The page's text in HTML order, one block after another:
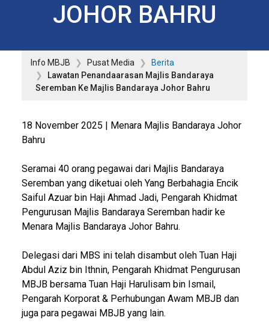
JOHOR BAHRU
Info MBJB Pusat Media
Berita
Lawatan Penandaarasan Majlis Bandaraya
Seremban Ke Majlis Bandaraya Johor Bahru
18 November 2025 | Menara Majlis Bandaraya Johor
Bahru
Seramai 40 orang pegawai dari Majlis Bandaraya
Seremban yang diketuai oleh Yang Berbahagia Encik
Saiful Azuar bin Haji Ahmad Jadi, Pengarah Khidmat
Pengurusan Majlis Bandaraya Seremban hadir ke
Menara Majlis Bandaraya Johor Bahru.
Delegasi dari MBS ini telah disambut oleh Tuan Haji
Abdul Aziz bin Ithnin, Pengarah Khidmat Pengurusan
MBJB bersama Tuan Haji Harulisam bin Ismail,
Pengarah Korporat & Perhubungan Awam MBJB dan
juga para pegawai MBJB yang lain.